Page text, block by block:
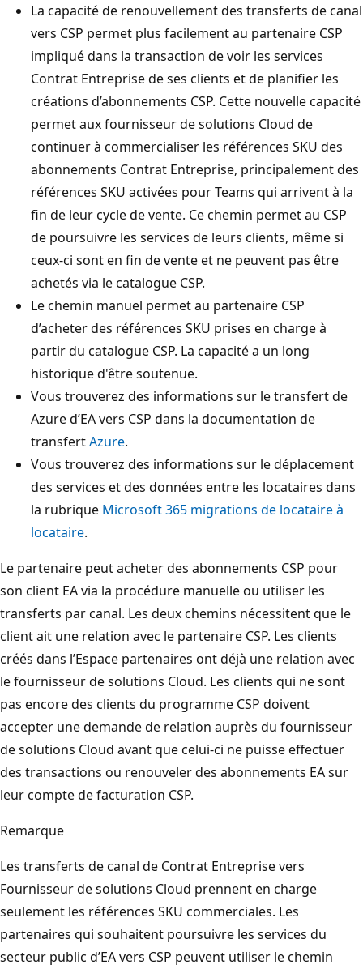
La capacité de renouvellement des transferts de canal
vers CSP permet plus facilement au partenaire CSP
impliqué dans la transaction de voir les services
Contrat Entreprise de ses clients et de planifier les
créations d’abonnements CSP. Cette nouvelle capacité
permet aux fournisseur de solutions Cloud de
continuer à commercialiser les références SKU des
abonnements Contrat Entreprise, principalement des
références SKU activées pour Teams qui arrivent à la
fin de leur cycle de vente. Ce chemin permet au CSP
de poursuivre les services de leurs clients, même si
ceux-ci sont en fin de vente et ne peuvent pas être
achetés via le catalogue CSP.
Le chemin manuel permet au partenaire CSP
d’acheter des références SKU prises en charge à
partir du catalogue CSP. La capacité a un long
historique d'être soutenue.
Vous trouverez des informations sur le transfert de
Azure d’EA vers CSP dans la documentation de
transfertAzure.
Vous trouverez des informations sur le déplacement
des services et des données entre les locataires dans
la rubrique Microsoft 365 migrations de locataire à
locataire.
Le partenaire peut acheter des abonnements CSP pour
son client EA via la procédure manuelle ou utiliser les
transferts par canal. Les deux chemins nécessitent que le
client ait une relation avec le partenaire CSP. Les clients
créés dans l’Espace partenaires ont déjà une relation avec
le fournisseur de solutions Cloud. Les clients qui ne sont
pas encore des clients du programme CSP doivent
accepter une demande de relation auprès du fournisseur
de solutions Cloud avant que celui-ci ne puisse effectuer
des transactions ou renouveler des abonnements EA sur
leur compte de facturation CSP.
Remarque
Les transferts de canal de Contrat Entreprise vers
Fournisseur de solutions Cloud prennent en charge
seulement les références SKU commerciales. Les
partenaires qui souhaitent poursuivre les services du
secteur public d’EA vers CSP peuvent utiliser le chemin